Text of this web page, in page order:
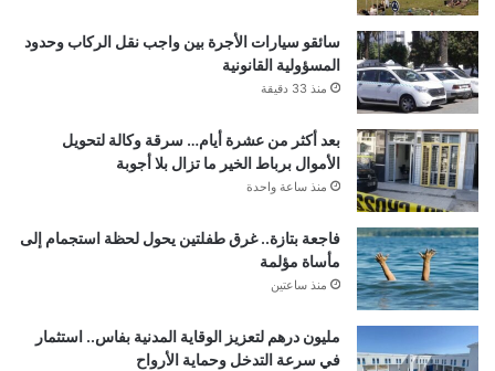
سائقو سيارات الأجرة بين واجب نقل الركاب وحدود
المسؤولية القانونية
منذ 33 دقيقة
بعد أكثر من عشرة أيام… سرقة وكالة لتحويل
الأموال برباط الخير ما تزال بلا أجوبة
منذ ساعة واحدة
فاجعة بتازة.. غرق طفلتين يحول لحظة استجمام إلى
مأساة مؤلمة
منذ ساعتين
مليون درهم لتعزيز الوقاية المدنية بفاس.. استثمار
في سرعة التدخل وحماية الأرواح